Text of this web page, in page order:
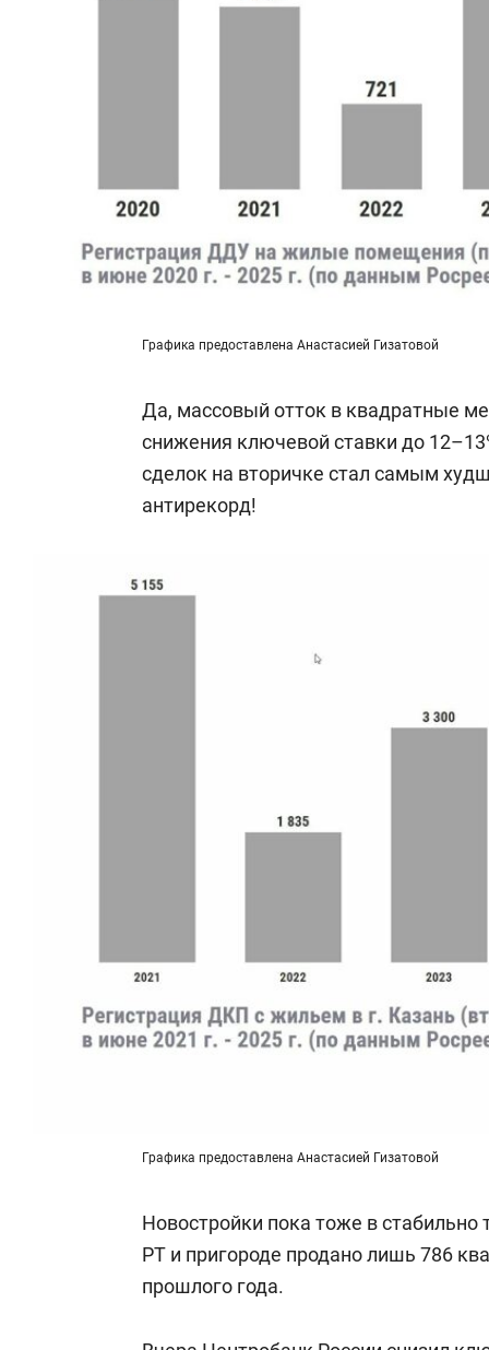
Графика предоставлена Анастасией Гизатовой
Да, массовый отток в квадратные
снижения ключевой ставки до
сделок на вторичке стал самым
антирекорд!
Графика предоставлена Анастасией Гизатовой
Новостройки пока тоже в
РТ и пригороде продано лишь 786
прошлого года.